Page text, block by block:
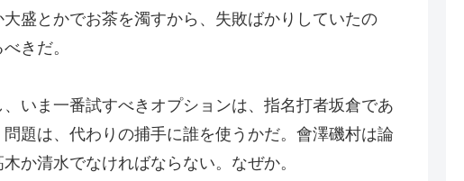
盛とかでお茶を濁すから、失敗ばかりしていたの
きだ。
いま一番試すべきオプションは、指名打者坂倉であ
題は、代わりの捕手に誰を使うかだ。會澤磯村は論
か清水でなければならない。なぜか。